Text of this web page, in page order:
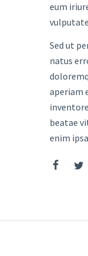
eum
Sed ut
natus
aperiam
beatae
enim